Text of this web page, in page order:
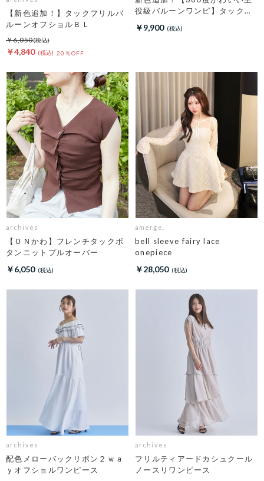
【新色追加！】タックフリルバ
ルーンオフショルＢＬ
￥4,840 20％OFF
￥6,050
役級バルーンワンピ】タックバ
ース
￥9,900
archives
【ＯＮかわ】フレンチタックボ
タンニットプルオーバー
￥6,050
amerge.
bell sleeve fairy lace
onepiece
￥28,050
archives
配色メローバックリボン２ｗａ
ｙオフショルワンピース
archives
フリルティアードカシュクール
ノースリワンピース